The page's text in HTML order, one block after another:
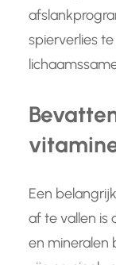
spierverlies
Een
af te vallen is
en mineralen